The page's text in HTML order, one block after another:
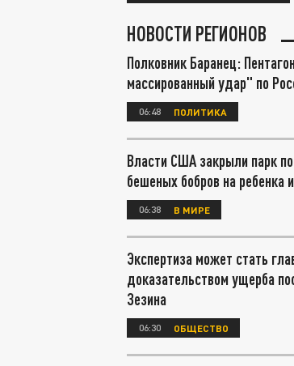
НОВОСТИ РЕГИОНОВ
Полковник Баранец:
массированный удар" по
06:48 ПОЛИТИКА
Власти США закрыли парк
бешеных бобров на ребенка
06:38 В МИРЕ
Экспертиза может стать
доказательством ущерба
Зезина
06:30 ОБЩЕСТВО